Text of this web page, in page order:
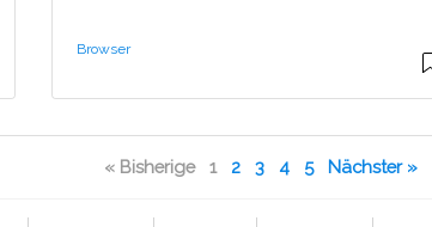
Browser
« Bisherige 1 2 3 4 5 Nächster »